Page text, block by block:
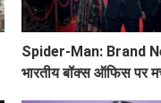
Spider-Man: Brand
भारतीय बॉक्स ऑफिस पर